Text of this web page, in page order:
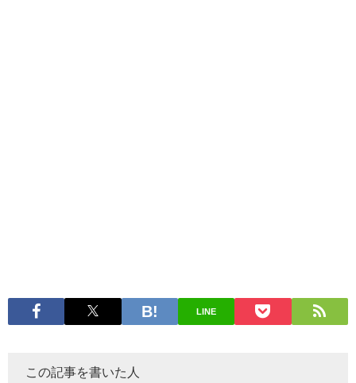
LINE
この記事を書いた人